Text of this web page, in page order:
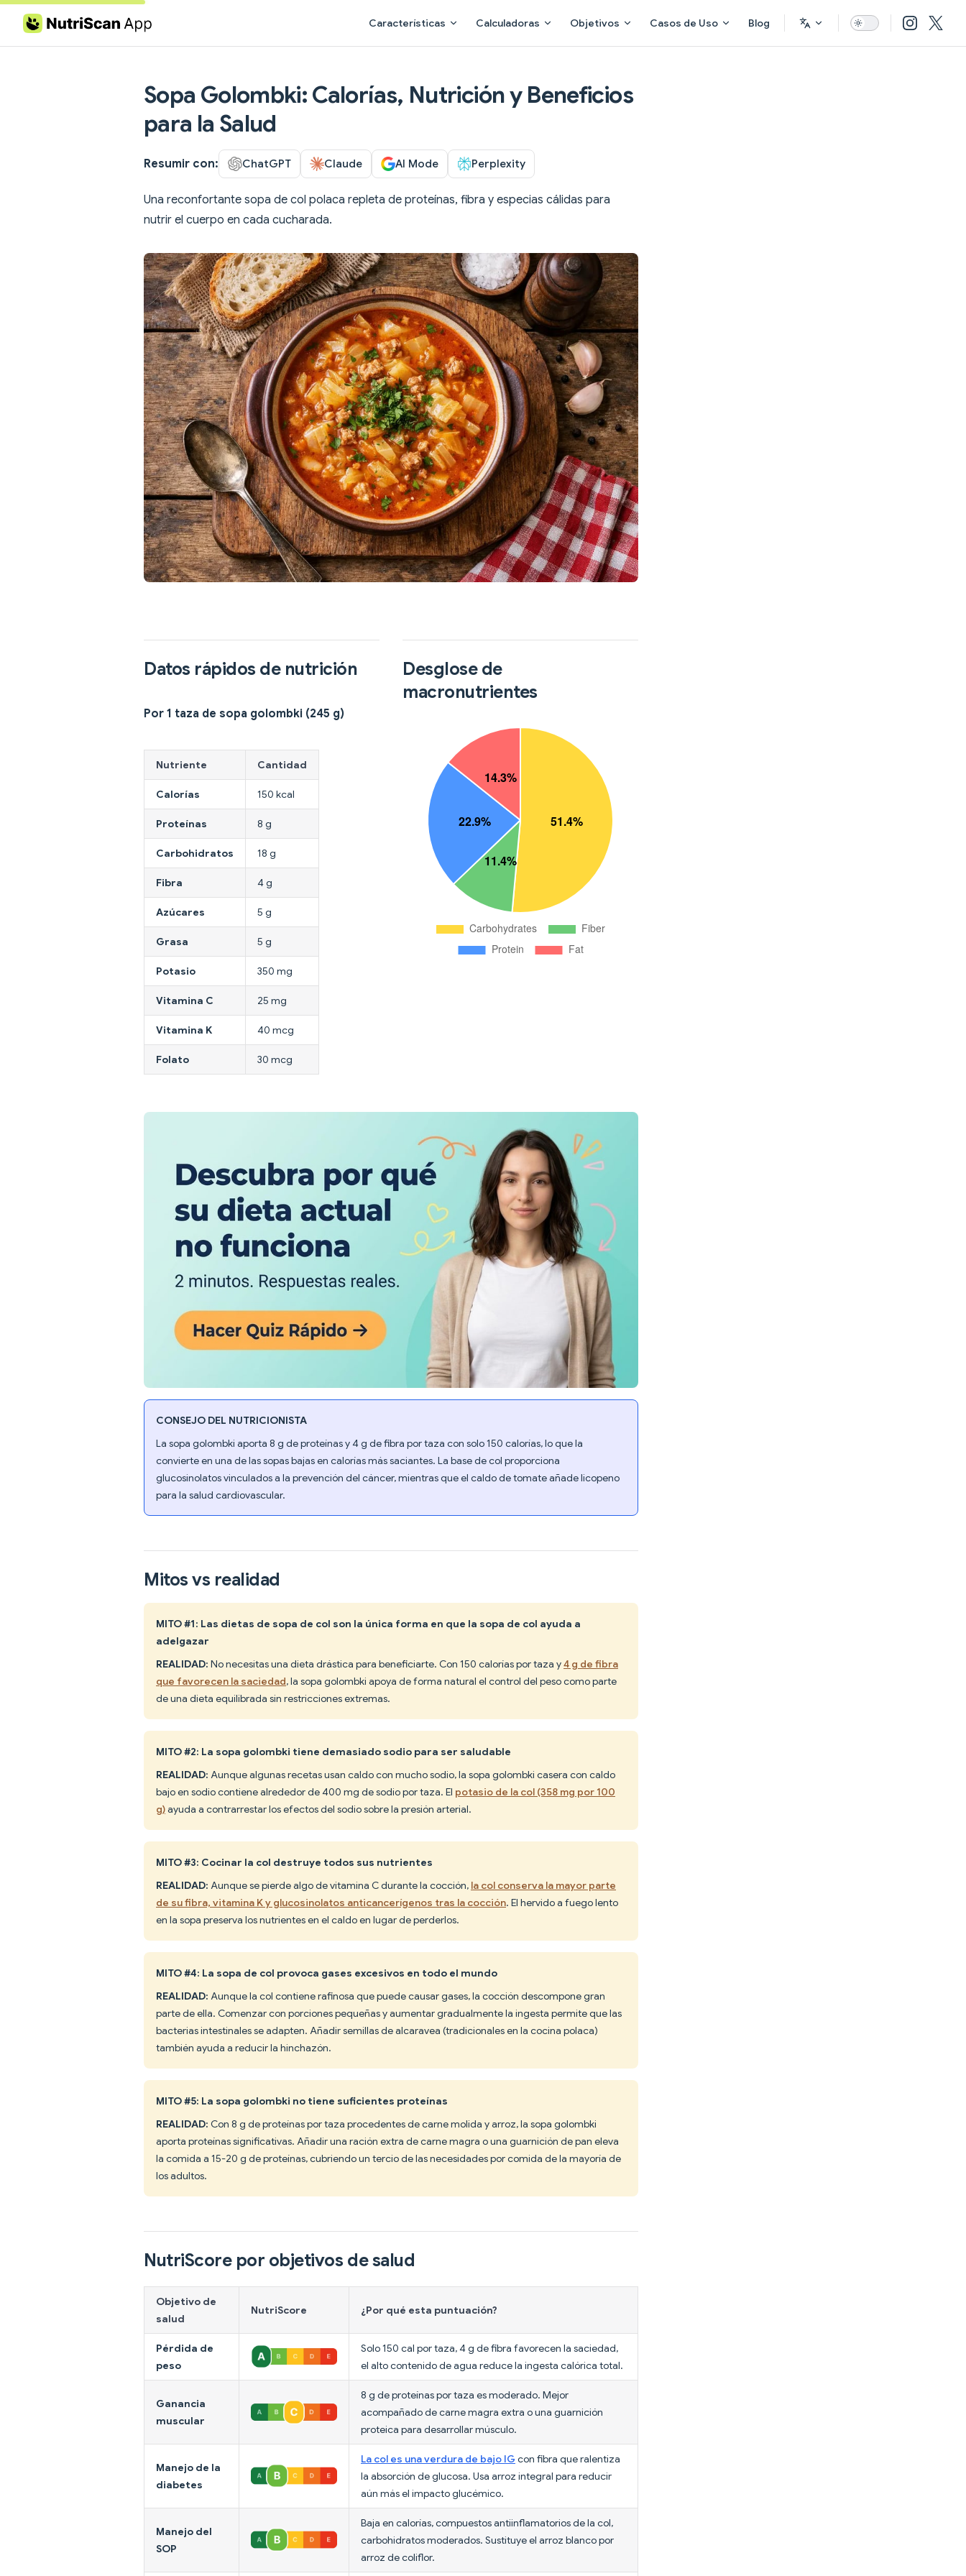
Skip to content Características Calculadoras Objetivos Casos de Uso Blog
Sopa Golombki: Calorías, Nutrición y Beneficios
para la Salud
Resumir con: ChatGPT Claude AI Mode Perplexity
Una reconfortante sopa de col polaca repleta de proteínas, fibra y especias cálidas para
nutrir el cuerpo en cada cucharada.
Datos rápidos de nutrición
Por 1 taza de sopa golombki (245 g)
Nutriente Cantidad
Calorías 150 kcal
Proteínas 8 g
Carbohidratos 18 g
Fibra 4 g
Azúcares 5 g
Grasa 5 g
Potasio 350 mg
Vitamina C 25 mg
Vitamina K 40 mcg
Folato 30 mcg
Desglose de
macronutrientes
CONSEJO DEL NUTRICIONISTA
La sopa golombki aporta 8 g de proteínas y 4 g de fibra por taza con solo 150 calorías, lo que la
convierte en una de las sopas bajas en calorías más saciantes. La base de col proporciona
glucosinolatos vinculados a la prevención del cáncer, mientras que el caldo de tomate añade licopeno
para la salud cardiovascular.
Mitos vs realidad
MITO #1: Las dietas de sopa de col son la única forma en que la sopa de col ayuda a
adelgazar
REALIDAD: No necesitas una dieta drástica para beneficiarte. Con 150 calorías por taza y4 g de fibra
que favorecen la saciedad, la sopa golombki apoya de forma natural el control del peso como parte
de una dieta equilibrada sin restricciones extremas.
MITO #2: La sopa golombki tiene demasiado sodio para ser saludable
REALIDAD: Aunque algunas recetas usan caldo con mucho sodio, la sopa golombki casera con caldo
bajo en sodio contiene alrededor de 400 mg de sodio por taza. El potasio de la col (358 mg por 100
g)ayuda a contrarrestar los efectos del sodio sobre la presión arterial.
MITO #3: Cocinar la col destruye todos sus nutrientes
REALIDAD: Aunque se pierde algo de vitamina C durante la cocción, la col conserva la mayor parte
de su fibra, vitamina K y glucosinolatos anticancerígenos tras la cocción. El hervido a fuego lento
en la sopa preserva los nutrientes en el caldo en lugar de perderlos.
MITO #4: La sopa de col provoca gases excesivos en todo el mundo
REALIDAD: Aunque la col contiene rafinosa que puede causar gases, la cocción descompone gran
parte de ella. Comenzar con porciones pequeñas y aumentar gradualmente la ingesta permite que las
bacterias intestinales se adapten. Añadir semillas de alcaravea (tradicionales en la cocina polaca)
también ayuda a reducir la hinchazón.
MITO #5: La sopa golombki no tiene suficientes proteínas
REALIDAD: Con 8 g de proteínas por taza procedentes de carne molida y arroz, la sopa golombki
aporta proteínas significativas. Añadir una ración extra de carne magra o una guarnición de pan eleva
la comida a 15-20 g de proteínas, cubriendo un tercio de las necesidades por comida de la mayoría de
los adultos.
NutriScore por objetivos de salud
Objetivo de
salud
NutriScore ¿Por qué esta puntuación?
Pérdida de
peso
Solo 150 cal por taza, 4 g de fibra favorecen la saciedad,
el alto contenido de agua reduce la ingesta calórica total.
Ganancia
muscular
8 g de proteínas por taza es moderado. Mejor
acompañado de carne magra extra o una guarnición
proteica para desarrollar músculo.
Manejo de la
diabetes
La col es una verdura de bajo IG con fibra que ralentiza
la absorción de glucosa. Usa arroz integral para reducir
aún más el impacto glucémico.
Manejo del
SOP
Baja en calorías, compuestos antiinflamatorios de la col,
carbohidratos moderados. Sustituye el arroz blanco por
arroz de coliflor.